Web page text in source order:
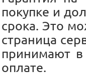
покупке и
срока. Это
страница
принимают в
оплате.